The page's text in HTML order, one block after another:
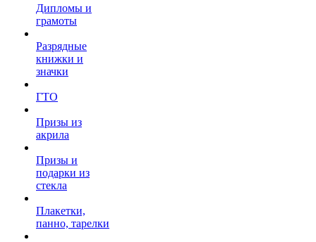
Дипломы и
грамоты
Разрядные
книжки и
значки
ГТО
Призы из
акрила
Призы и
подарки из
стекла
Плакетки,
панно, тарелки